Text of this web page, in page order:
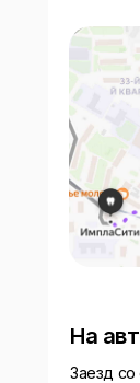
Заезд со
На